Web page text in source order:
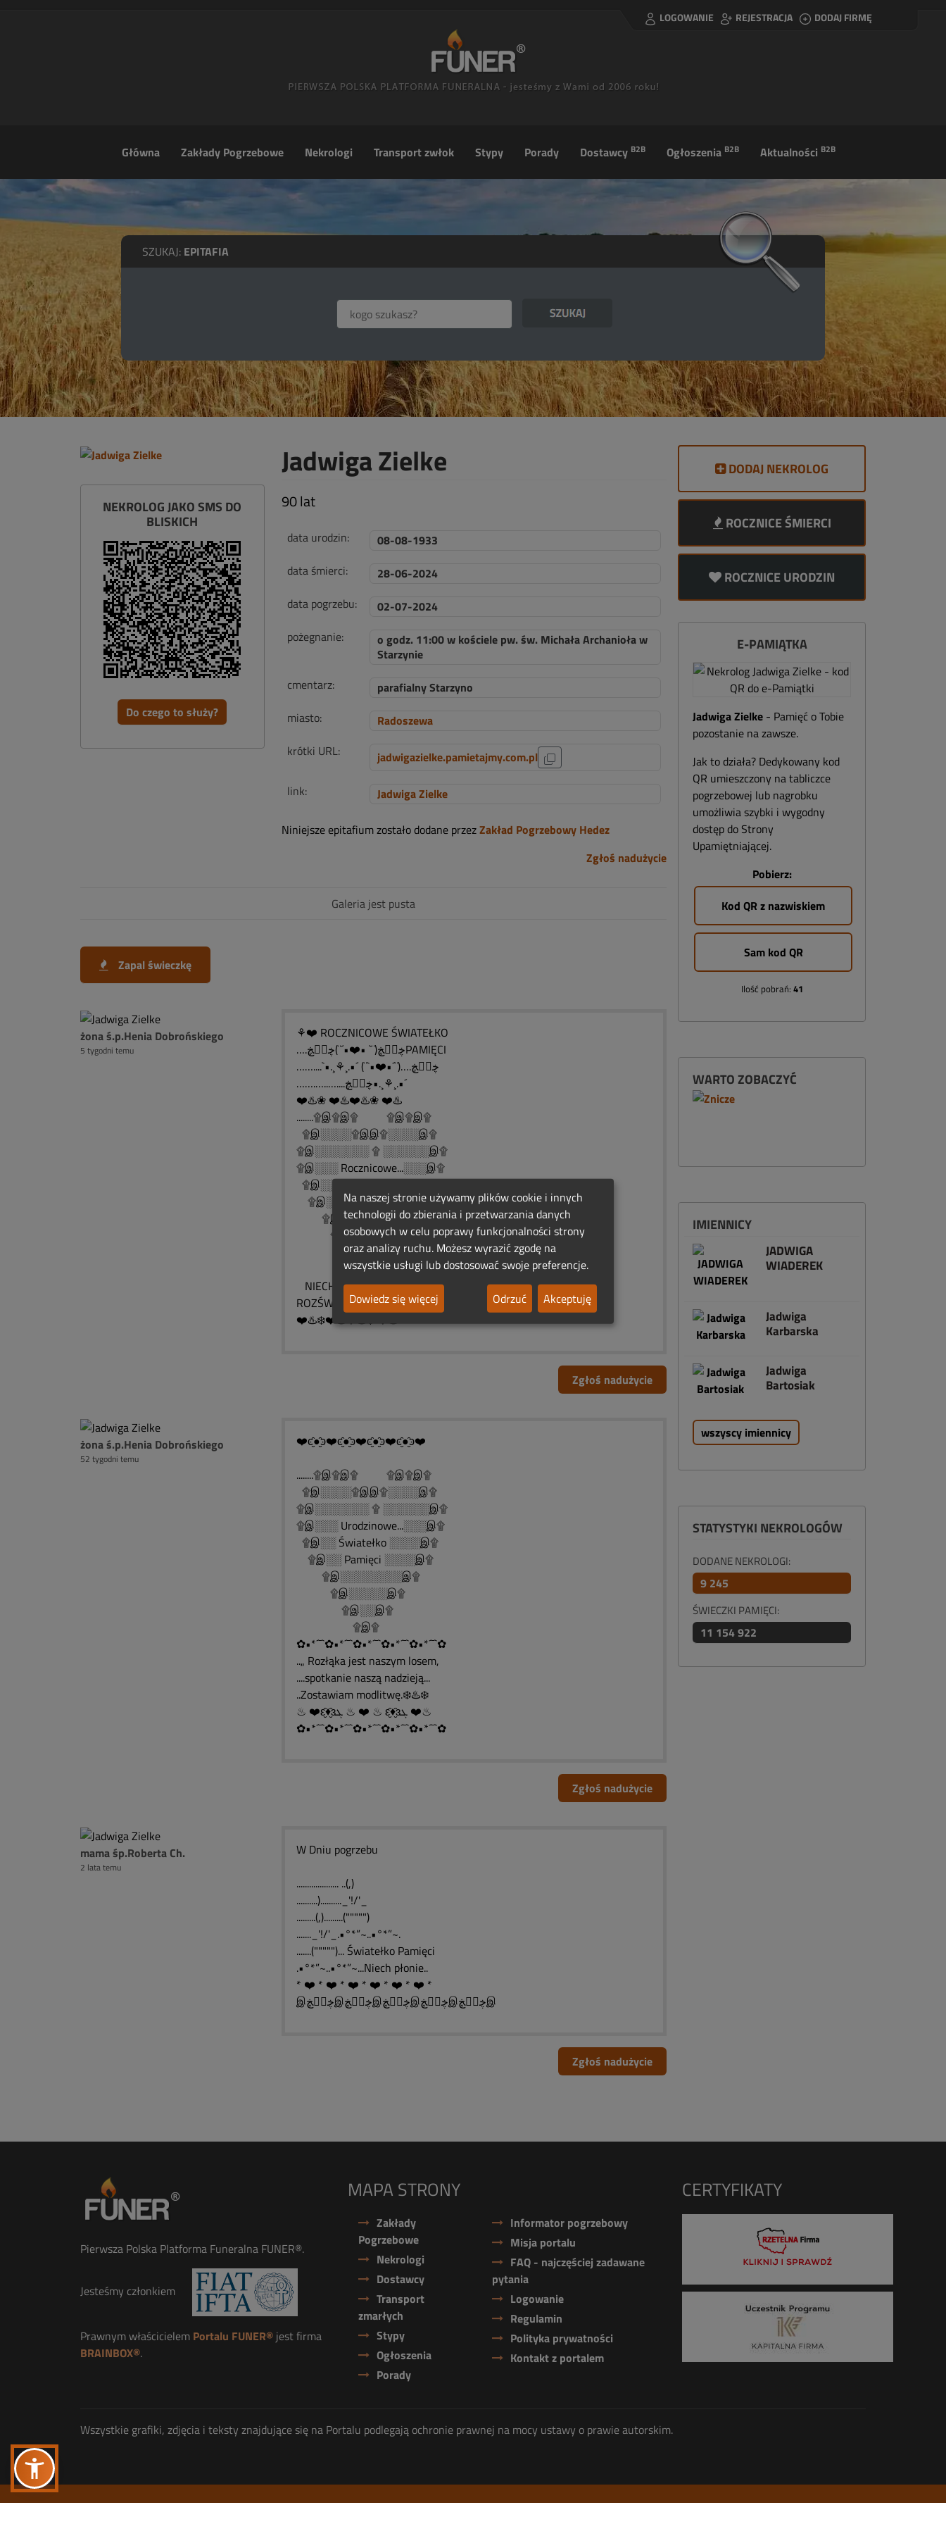
LOGOWANIE REJESTRACJA DODAJ FIRMĘ
Główna Zakłady Pogrzebowe Nekrologi Transport zwłok Stypy Porady Dostawcy B2B Ogłoszenia B2B Aktualności B2B
SZUKAJ: EPITAFIA
NEKROLOG JAKO SMS DO
BLISKICH
Do czego to służy?
Jadwiga Zielke
90 lat
data urodzin:
08-08-1933
data śmierci:
28-06-2024
data pogrzebu:
02-07-2024
pożegnanie:
o godz. 11:00 w kościele pw. św. Michała Archanioła w
Starzynie
cmentarz:
parafialny Starzyno
miasto:
Radoszewa
krótki URL:
jadwigazielke.pamietajmy.com.pl
link:
Jadwiga Zielke
Niniejsze epitafium zostało dodane przezZakład Pogrzebowy Hedez
Zgłoś nadużycie
Galeria jest pusta
Zapal świeczkę
żona ś.p.Henia Dobrońskiego
5 tygodni temu
⚘❤️ ROCZNICOWE ŚWIATEŁKO
….ڿڰۣڿ(¨` •❤️•´¨)ڿڰۣڿPAMIĘCI
……....`•.¸⚘¸.•´ (¨`•❤️•´¨)….ڿڰۣڿ
…….…..…....ڿڰۣڿ•.¸⚘¸.•´
❤️♨️❀ ❤️♨️❤️♨️❀ ❤️♨️
........۩இ۩இ۩ ۩இ۩இ۩
۩இ░░░░۩இஇ۩░░░░இ۩
۩இ░░░░░░░ ۩ ░░░░░░இ۩
۩இ░░░ Rocznicowe...░░░இ۩
۩இ░░ Serduszko.... ░░░இ۩
۩இ░░ Dla Ciebie░░░இ۩
۩இ░░░░░░░░இ۩
۩இ░░░░░இ۩
۩இ░░இ۩
۩இ۩
NIECH BLASK TEJ ŚWIECY
ROZŚWIETLA CI DROGĘ.☘️❤️☘️
❤️♨️❄️❤️♨️❤️♨️❄️ ❤️♨️
Zgłoś nadużycie
żona ś.p.Henia Dobrońskiego
52 tygodni temu
❤️ͼ̮̑●̮̑ͽ❤️ͼ̮̑●̮̑ͽ❤️ͼ̮̑●̮̑ͽ❤️ͼ̮̑●̮̑ͽ❤️
........۩இ۩இ۩ ۩இ۩இ۩
۩இ░░░░۩இஇ۩░░░░இ۩
۩இ░░░░░░░ ۩ ░░░░░░இ۩
۩இ░░░ Urodzinowe...░░░இ۩
۩இ░░ Światełko ░░░░இ۩
۩இ░░ Pamięci ░░░░இ۩
۩இ░░░░░░░░இ۩
۩இ░░░░░இ۩
۩இ░░இ۩
۩இ۩
✿•*´¯`✿•*´¯`✿•*´¯`✿•*´¯`✿•*´¯`✿
..„ Rozłąka jest naszym losem,
....spotkanie naszą nadzieją...
..Zostawiam modlitwę.❄️♨️❄️
♨ ❤️ԑ̮̑♦̮̑ɜܓ ♨ ❤️ ♨ ԑ̮̑♦̮̑ɜܓ ❤️♨
✿•*´¯`✿•*´¯`✿•*´¯`✿•*´¯`✿•*´¯`✿
Zgłoś nadużycie
mama śp.Roberta Ch.
2 lata temu
W Dniu pogrzebu
.................... ..(,)
..........).........._'!/'_
.........(,).........(""""")
......._'!/'_.•°*”~..•°*”~.
.......(""""")... Światełko Pamięci
.•°*”~..•°*”~...Niech płonie..
* ❤️ * ❤️ * ❤️ * ❤️ * ❤️ * ❤️ *
இڿڰۣڿஇڿڰۣڿஇڿڰۣڿஇڿڰۣڿஇڿڰۣڿஇ
Zgłoś nadużycie
DODAJ NEKROLOG
ROCZNICE ŚMIERCI
ROCZNICE URODZIN
E-PAMIĄTKA
Jadwiga Zielke - Pamięć o Tobie
pozostanie na zawsze.
Jak to działa? Dedykowany kod
QR umieszczony na tabliczce
pogrzebowej lub nagrobku
umożliwia szybki i wygodny
dostęp do Strony
Upamiętniającej.
Pobierz:
Kod QR z nazwiskiem
Sam kod QR
Ilość pobrań: 41
WARTO ZOBACZYĆ
IMIENNICY
JADWIGA
WIADEREK
Jadwiga
Karbarska
Jadwiga
Bartosiak
wszyscy imiennicy
STATYSTYKI NEKROLOGÓW
DODANE NEKROLOGI:
9 245
ŚWIECZKI PAMIĘCI:
11 154 922
Pierwsza Polska Platforma Funeralna FUNER®.
Jesteśmy członkiem
Prawnym właścicielem Portalu FUNER® jest firma
BRAINBOX®.
MAPA STRONY
Zakłady
Pogrzebowe
Nekrologi
Dostawcy
Transport
zmarłych
Stypy
Ogłoszenia
Porady
Informator pogrzebowy
Misja portalu
FAQ - najczęściej zadawane
pytania
Logowanie
Regulamin
Polityka prywatności
Kontakt z portalem
CERTYFIKATY
Wszystkie grafiki, zdjęcia i teksty znajdujące się na Portalu podlegają ochronie prawnej na mocy ustawy o prawie autorskim.
Na naszej stronie używamy plików cookie i innych
technologii do zbierania i przetwarzania danych
osobowych w celu poprawy funkcjonalności strony
oraz analizy ruchu. Możesz wyrazić zgodę na
wszystkie usługi lub dostosować swoje preferencje.
Dowiedz się więcej
Odrzuć Akceptuję